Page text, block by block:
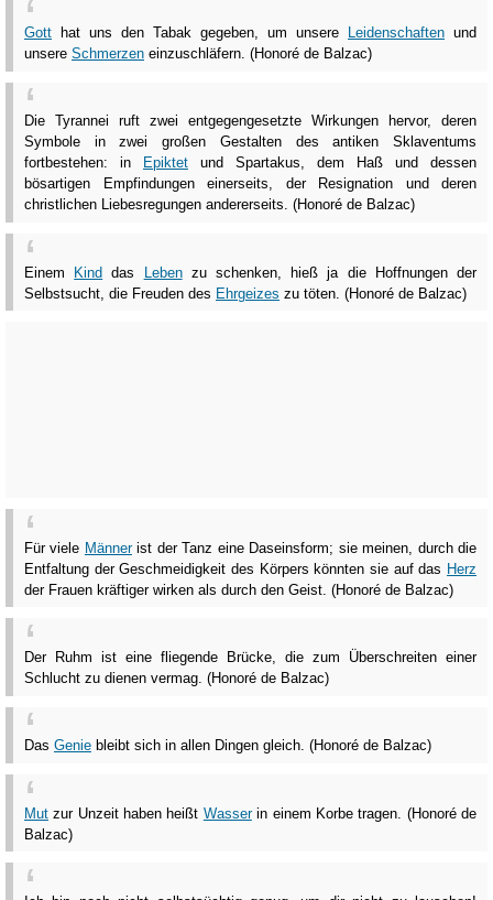
Gott hat uns den Tabak gegeben, um unsere Leidenschaften und
unsere Schmerzen einzuschläfern. (Honoré de Balzac)
Die Tyrannei ruft zwei entgegengesetzte Wirkungen hervor, deren
Symbole in zwei großen Gestalten des antiken Sklaventums
fortbestehen: in
Epiktet und Spartakus, dem Haß und dessen
bösartigen Empfindungen einerseits, der Resignation und deren
christlichen Liebesregungen andererseits. (Honoré de Balzac)
Einem Kind das Lebenzu schenken, hieß ja die Hoffnungen der
Selbstsucht, die Freuden des Ehrgeizes zu töten. (Honoré de Balzac)
Für viele Männerist der Tanz eine Daseinsform; sie meinen, durch die
Entfaltung der Geschmeidigkeit des Körpers könnten sie auf das Herz
der Frauen kräftiger wirken als durch den Geist. (Honoré de Balzac)
Der Ruhm ist eine fliegende Brücke, die zum Überschreiten einer
Schlucht zu dienen vermag. (Honoré de Balzac)
Das Genie bleibt sich in allen Dingen gleich. (Honoré de Balzac)
Mut zur Unzeit haben heißt Wasserin einem Korbe tragen. (Honoré de
Balzac)